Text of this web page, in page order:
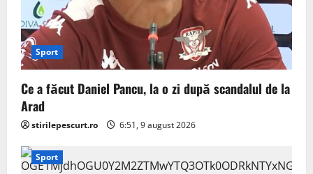
Sport
Ce a făcut Daniel Pancu, la o zi după scandalul de la
Arad
stirilepescurt.ro 6:51, 9 august 2026
Sport